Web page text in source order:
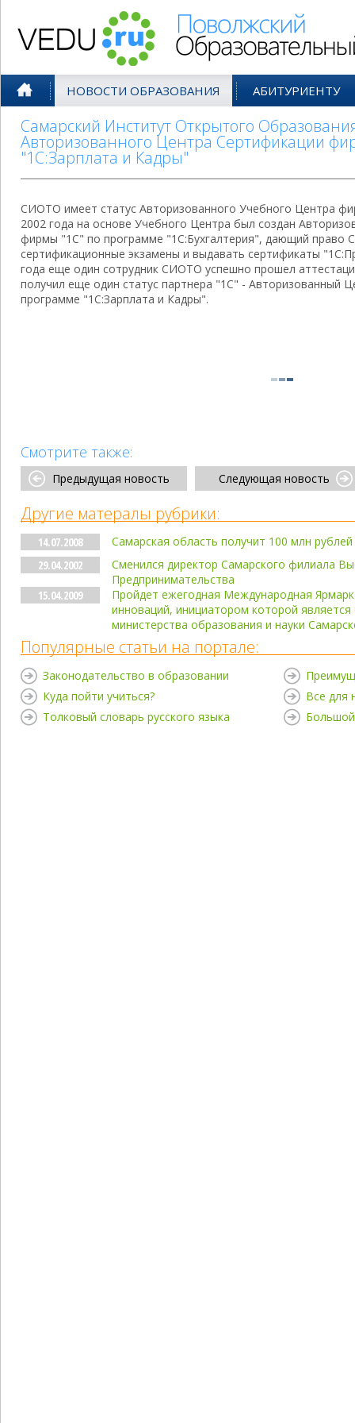
НОВОСТИ ОБРАЗОВАНИЯ АБИТУРИЕНТУ
Самарский Институт Открытого
Авторизованного Центра Сертификации
"1С:Зарплата и Кадры"
СИОТО имеет статус Авторизованного Учебного Центра
2002 года на основе Учебного Центра был создан
фирмы "1С" по программе "1С:Бухгалтерия", дающий право
сертификационные экзамены и выдавать сертификаты
года еще один сотрудник СИОТО успешно прошел
получил еще один статус партнера "1С" - Авторизованный
программе "1С:Зарплата и Кадры".
Смотрите также:
Предыдущая новость Следующая новость
Другие матералы рубрики:
14.07.2008
Самарская область получит 100 млн
29.04.2002
Сменился директор Самарского филиала
Предпринимательства
15.04.2009
Пройдет ежегодная Международная
инноваций, инициатором которой
министерства образования и науки
Популярные статьи на портале:
Законодательство в образовании
Куда пойти учиться?
Толковый словарь русского языка
Все для
Большой